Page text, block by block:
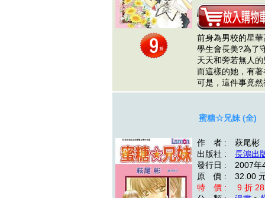
前身為男校的星
學生會長美?為了
天天和旁若無人
而這樣的她，有
可是，這件事竟
蜜糖☆兄妹 (全)
作 者 : 萩尾彬
出版社 : 長鴻出
發行日 : 2007年
原 價 : 32.00
特 價 : 9 折